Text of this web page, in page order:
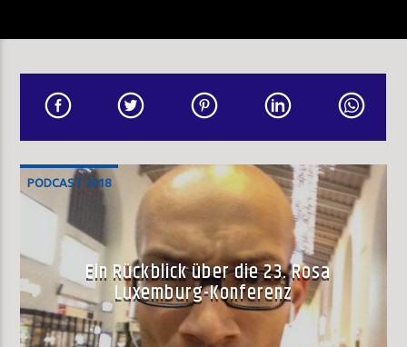
PODCAST 2018
Ein Rückblick über die 23. Rosa
Luxemburg-Konferenz